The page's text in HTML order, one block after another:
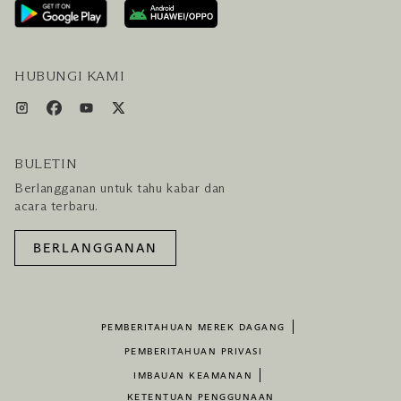
LAYANAN PENGUNJUNG & FASILITAS
PAKET LENGKAP HOTEL DAN PENERBANGAN
HUBUNGI KAMI
BULETIN
Berlangganan untuk tahu kabar dan
acara terbaru.
BERLANGGANAN
PEMBERITAHUAN MEREK DAGANG
PEMBERITAHUAN PRIVASI
IMBAUAN KEAMANAN
KETENTUAN PENGGUNAAN